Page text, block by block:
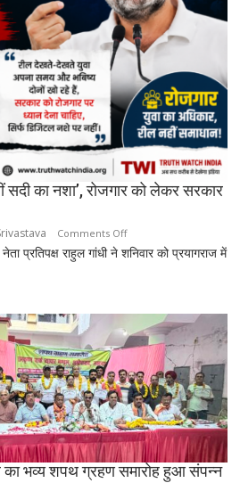
सरकार:
रिकमेंडेशन
सिस्टम
और
पेड
प्रमोशन
से
जवाब
सदी का नशा’, रोजगार को लेकर सरकार
Comments Offon
राहुल
‘रील
21वीं
सदी
का
नशा’,
रोजगार
को
लेकर
सरकार
प्रतिपक्ष राहुल गांधी ने शनिवार को प्रयागराज में
का भव्य शपथ ग्रहण समारोह हुआ संपन्न